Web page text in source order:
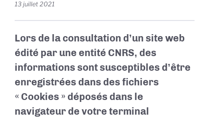
13 juillet 2021
Lors de la consultation d’un site web
édité par une entité CNRS, des
informations sont susceptibles d’être
enregistrées dans des fichiers
« Cookies » déposés dans le
navigateur de votre terminal